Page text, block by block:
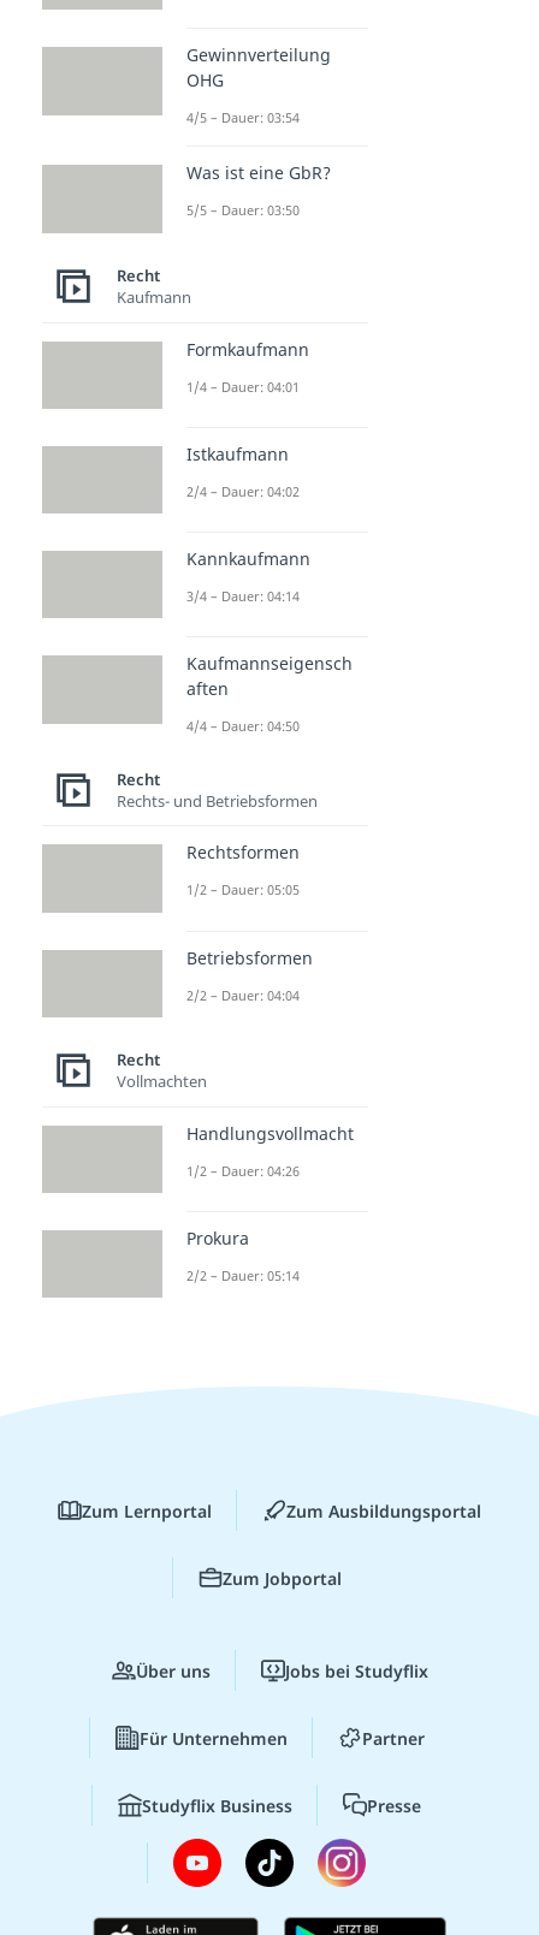
Gewinnverteilung
OHG
4/5 – Dauer: 03:54
Was ist eine GbR?
5/5 – Dauer: 03:50
Recht
Kaufmann
Formkaufmann
1/4 – Dauer: 04:01
Istkaufmann
2/4 – Dauer: 04:02
Kannkaufmann
3/4 – Dauer: 04:14
Kaufmannseigensch
aften
4/4 – Dauer: 04:50
Recht
Rechts- und Betriebsformen
Rechtsformen
1/2 – Dauer: 05:05
Betriebsformen
2/2 – Dauer: 04:04
Recht
Vollmachten
Handlungsvollmacht
1/2 – Dauer: 04:26
Prokura
2/2 – Dauer: 05:14
Zum Lernportal Zum Ausbildungsportal
Zum Jobportal
Über uns Jobs bei Studyflix
Für Unternehmen Partner
Studyflix Business Presse